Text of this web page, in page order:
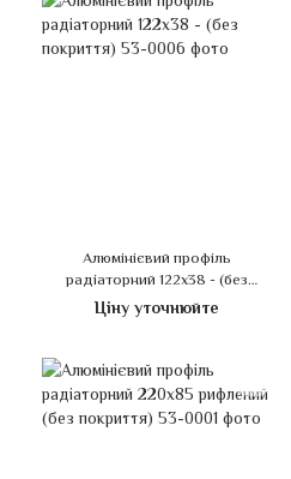
Алюмінієвий профіль
радіаторний 122х38 - (без
покриття)
Ціну уточнюйте